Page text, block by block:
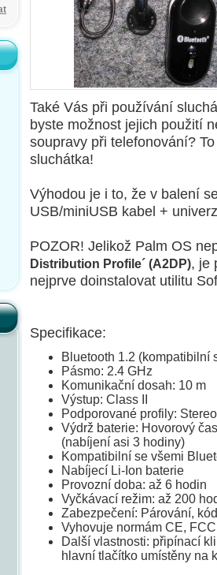
Také Vás při používání
byste možnost jejich použití
soupravy při telefonování?
sluchátka!
Výhodou je i to, že v balení
USB/miniUSB kabel +
POZOR! Jelikož Palm OS
Distribution Profile´ (A2DP), je
nejprve doinstalovat utilitu
Specifikace:
Bluetooth 1.2 (kompatibilní
Pásmo: 2.4 GHz
Komunikační dosah: 10 m
Výstup: Class II
Podporované profily:
Výdrž baterie: Hovorový
(nabíjení asi 3 hodiny)
Kompatibilní se všemi
Nabíjecí Li-Ion baterie
Provozní doba: až 6 hodin
Vyčkávací režim: až 200
Zabezpečení: Párování,
Vyhovuje normám CE,
Další vlastnosti: připínací
hlavní tlačítko umístěny na